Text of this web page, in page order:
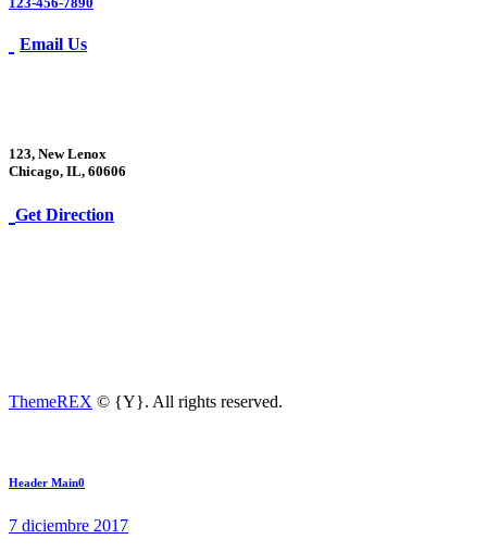
Email Us
123, New Lenox
Chicago, IL, 60606
Get Direction
ThemeREX © {Y}. All rights reserved.
Navegación
de
Next
Header Main0
7 diciembre 2017